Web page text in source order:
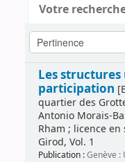
Votre
Les
participation
quartier des
Antonio Morais-
Rham ; licence
Girod, Vol. 1
Publication :Genève :